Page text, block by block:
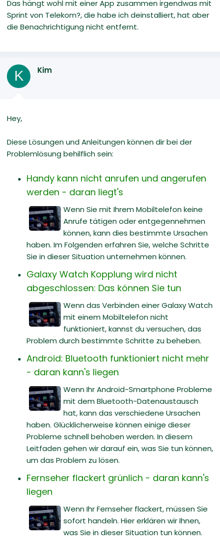
Das hängt wohl mit einer App zusammen irgendwas mit
Sprint von Telekom?, die habe ich deinstalliert, hat aber
die Benachrichtigung nicht entfernt.
K Kim
Hey,
Diese Lösungen und Anleitungen können dir bei der
Problemlösung behilflich sein:
Handy kann nicht anrufen und angerufen
werden - daran liegt's
Wenn Sie mit Ihrem Mobiltelefon keine
Anrufe tätigen oder entgegennehmen
können, kann dies bestimmte Ursachen
haben. Im Folgenden erfahren Sie, welche Schritte
Sie in dieser Situation unternehmen können.
Galaxy Watch Kopplung wird nicht
abgeschlossen: Das können Sie tun
Wenn das Verbinden einer Galaxy Watch
mit einem Mobiltelefon nicht
funktioniert, kannst du versuchen, das
Problem durch bestimmte Schritte zu beheben.
Android: Bluetooth funktioniert nicht mehr
- daran kann's liegen
Wenn Ihr Android-Smartphone Probleme
mit dem Bluetooth-Datenaustausch
hat, kann das verschiedene Ursachen
haben. Glücklicherweise können einige dieser
Probleme schnell behoben werden. In diesem
Leitfaden gehen wir darauf ein, was Sie tun können,
um das Problem zu lösen.
Fernseher flackert grünlich - daran kann's
liegen
Wenn Ihr Fernseher flackert, müssen Sie
sofort handeln. Hier erklären wir Ihnen,
was Sie in dieser Situation tun können.